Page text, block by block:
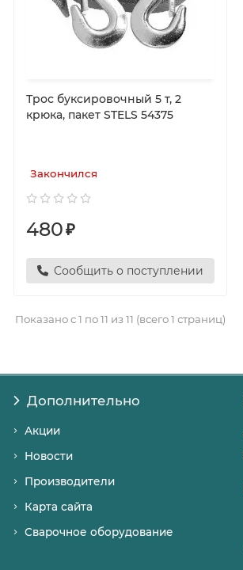
Трос буксировочный 5 т, 2
крюка, пакет STELS 54375
Закончился
480₽
Сообщить о поступлении
Показано с 1 по 11 из 11 (всего 1 страниц)
Дополнительно
Акции
Новости
Производители
Карта сайта
Сварочное оборудование